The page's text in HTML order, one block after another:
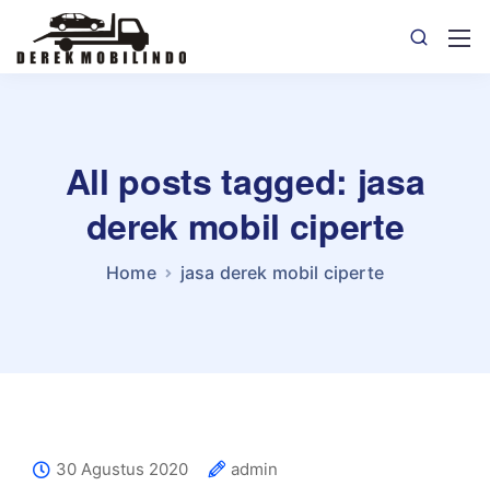
All posts tagged: jasa
derek mobil ciperte
Home jasa derek mobil ciperte
30 Agustus 2020
admin